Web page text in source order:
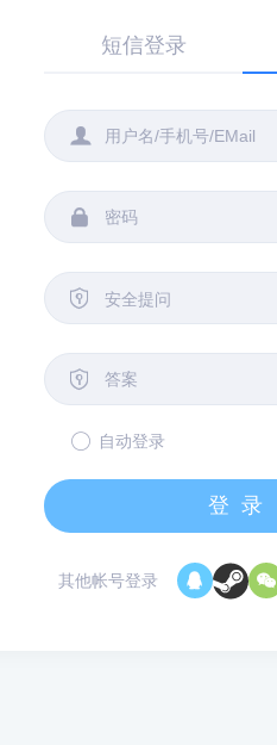
短信登录


 安全提问

自动登录
登录
其他帐号登录  